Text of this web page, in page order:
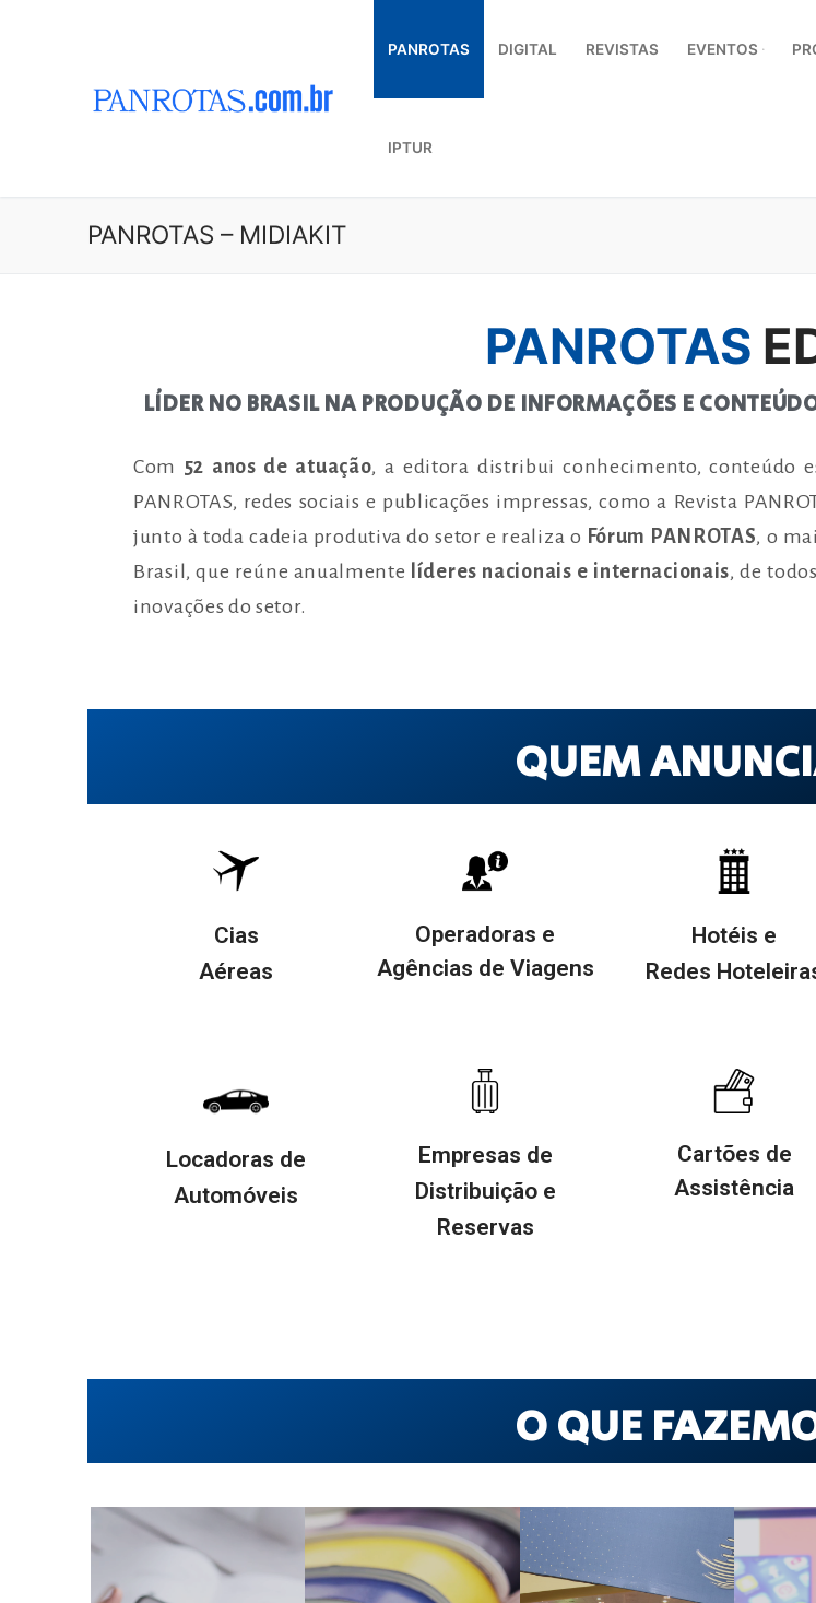
PANROTAS DIGITAL REVISTAS EVENTOS
IPTUR
PANROTAS – MIDIAKIT
PANROTAS
LÍDER NO BRASIL NA PRODUÇÃO DE INFORMAÇÕES E
Com 52 anos de atuação, a editora distribui conhecimento, conteúdo
PANROTAS, redes sociais e publicações impressas, como a Revista
junto à toda cadeia produtiva do setor e realiza o Fórum PANROTAS, o
Brasil, que reúne anualmente líderes nacionais e internacionais, de
inovações do setor.
QUEM
Cias
Aéreas
Operadoras e
Agências de Viagens
Hotéis e
Redes
Locadoras de
Automóveis
Empresas de
Distribuição e
Reservas
Cartões de
Assistência
O QUE